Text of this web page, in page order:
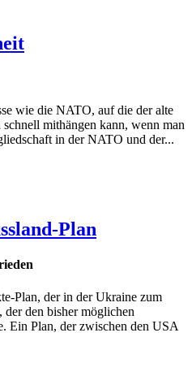
wie die NATO, auf die der alte
mithängen kann, wenn man
in der NATO und der...
Plan
Plan, der in der Ukraine zum
den bisher möglichen
Ein Plan, der zwischen den USA